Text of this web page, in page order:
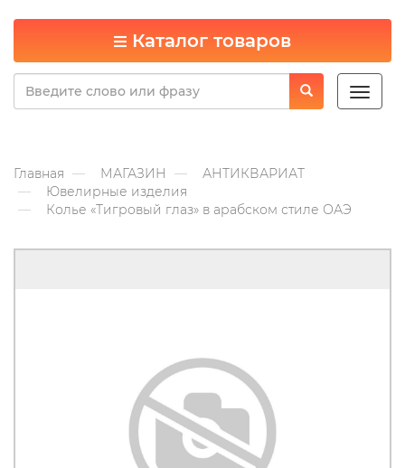
Каталог товаров
Toggle
Главная МАГАЗИН
АНТИКВАРИАТ
Ювелирные изделия
Колье «Тигровый глаз» в арабском стиле ОАЭ